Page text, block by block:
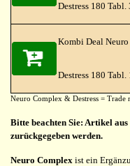
Destress 180 Tabl.
Kombi Deal
Destress 180 Tabl.
Neuro Complex & Destress = Trade
Bitte beachten Sie: Artikel
zurückgegeben werden.
Neuro Complex ist ein